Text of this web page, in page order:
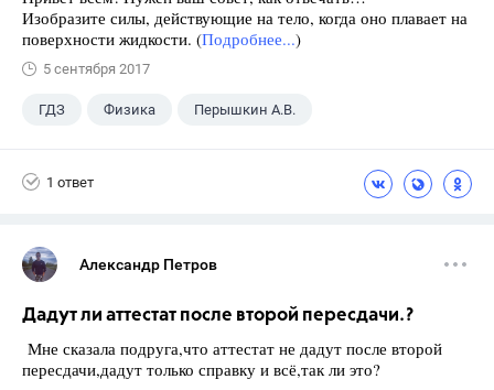
Изобразите силы, действующие на тело, когда оно плавает на
поверхности жидкости. (Подробнее...)
5 сентября 2017
ГДЗ Физика Перышкин А.В.
1 ответ
Александр Петров
Дадут ли аттестат после второй пересдачи.?
Мне сказала подруга,что аттестат не дадут после второй
пересдачи,дадут только справку и всё,так ли это?